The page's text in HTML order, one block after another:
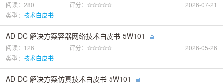
阅读：280 评分：
2026-07-21
类型： 技术白皮书
AD-DC 解决方案容器网络技术白皮书-5W101
阅读：126 评分：
2026-05-26
类型： 技术白皮书
AD-DC 解决方案仿真技术白皮书-5W101